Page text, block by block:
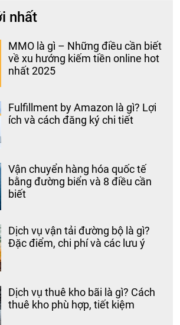
nhất
MMO là gì – Những điều cần biết
về xu hướng kiếm tiền online hot
nhất 2025
Fulfillment by Amazon là gì? Lợi
ích và cách đăng ký chi tiết
Vận chuyển hàng hóa quốc tế
bằng đường biển và 8 điều cần
biết
Dịch vụ vận tải đường bộ là gì?
Đặc điểm, chi phí và các lưu ý
Dịch vụ thuê kho bãi là gì? Cách
thuê kho phù hợp, tiết kiệm